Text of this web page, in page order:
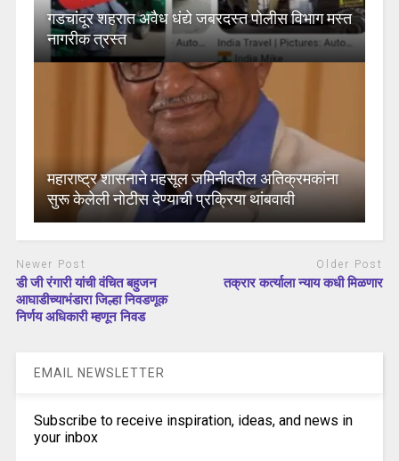
गडचांदूर शहरात अवैध धंद्ये जबरदस्त पोलीस विभाग मस्त
नागरीक त्रस्त
महाराष्ट्र शासनाने महसूल जमिनीवरील अतिक्रमकांना
सुरू केलेली नोटीस देण्याची प्रक्रिया थांबवावी
Newer Post
डी जी रंगारी यांची वंचित बहुजन
आघाडीच्याभंडारा जिल्हा निवडणूक
निर्णय अधिकारी म्हणून निवड
Older Post
तक्रार कर्त्याला न्याय कधी मिळणार
EMAIL NEWSLETTER
Subscribe to receive inspiration, ideas, and news in
your inbox